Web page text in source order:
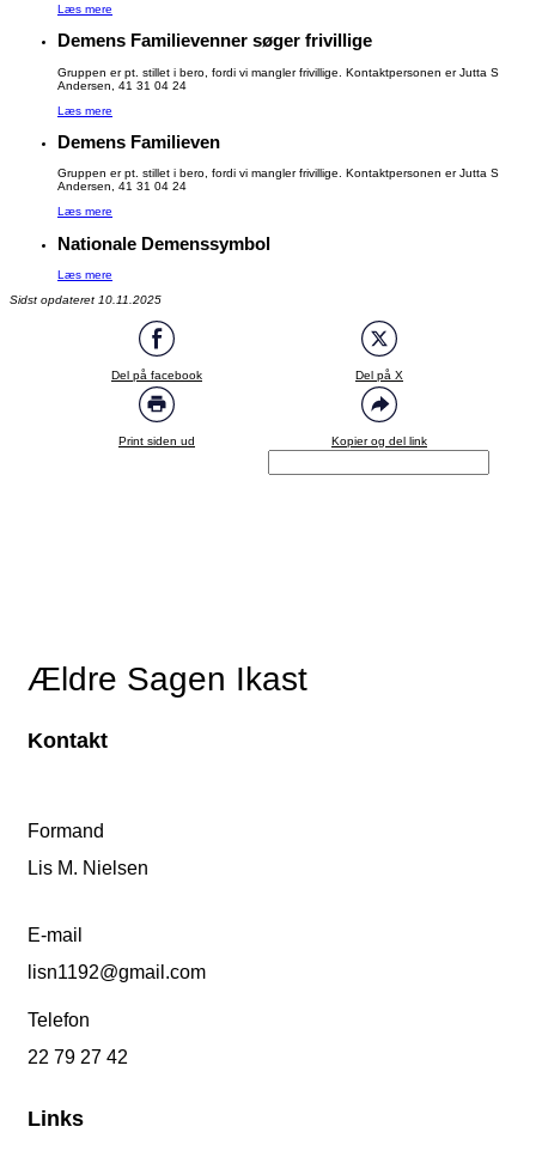
Læs mere
Demens Familievenner søger frivillige
Gruppen er pt. stillet i bero, fordi vi mangler frivillige. Kontaktpersonen er Jutta S
Andersen, 41 31 04 24
Læs mere
Demens Familieven
Gruppen er pt. stillet i bero, fordi vi mangler frivillige. Kontaktpersonen er Jutta S
Andersen, 41 31 04 24
Læs mere
Nationale Demenssymbol
Læs mere
Sidst opdateret 10.11.2025
Del på facebook Del på X
Print siden ud Kopier og del link
Ældre Sagen Ikast
Kontakt
Formand
Lis M. Nielsen
E-mail
lisn1192@gmail.com
Telefon
22 79 27 42
Links